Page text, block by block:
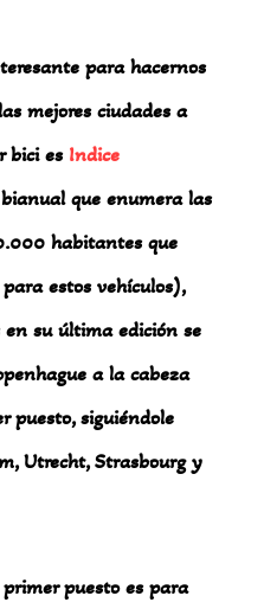
para hacernos
mejores ciudades a
bici es Indice
que enumera las
habitantes que
estos vehículos),
su última edición se
a la cabeza
puesto, siguiéndole
Utrecht, Strasbourg y
puesto es para